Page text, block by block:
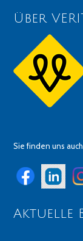
Über
Sie finden uns
Aktuelle